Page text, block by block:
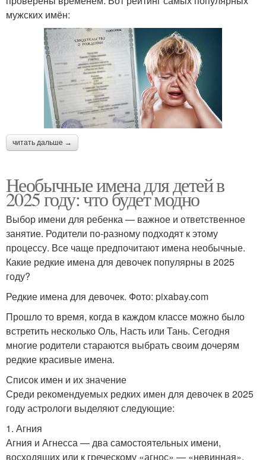
мужских имён:
читать дальше →
Необычные имена для детей в
2025 году: что будет модно
Выбор имени для ребенка — важное и ответственное
занятие. Родители по-разному подходят к этому
процессу. Все чаще предпочитают имена необычные.
Какие редкие имена для девочек популярны в 2025
году?
Редкие имена для девочек. Фото: pixabay.com
Прошло то время, когда в каждом классе можно было
встретить несколько Оль, Насть или Тань. Сегодня
многие родители стараются выбрать своим дочерям
редкие красивые имена.
Список имен и их значение
Среди рекомендуемых редких имен для девочек в 2025
году астрологи выделяют следующие:
1. Агния
Агния и Агнесса — два самостоятельных имени,
восходящих или к греческому «агнос» — «невинная»,